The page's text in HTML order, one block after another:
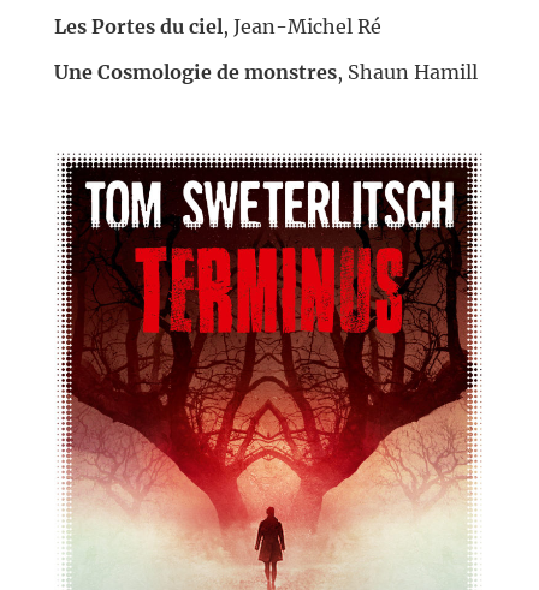
Les Portes du ciel, Jean-Michel Ré
Une Cosmologie de monstres, Shaun Hamill